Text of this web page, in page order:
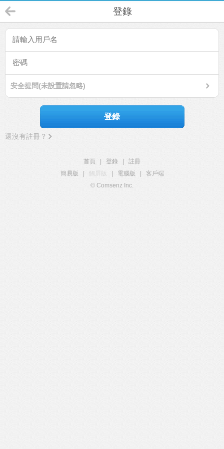
登錄
安全提問(未設置請忽略)
登錄
還沒有註冊？
首頁 登錄
註冊
簡易版
觸屏版 電腦版
客戶端
© Comsenz Inc.